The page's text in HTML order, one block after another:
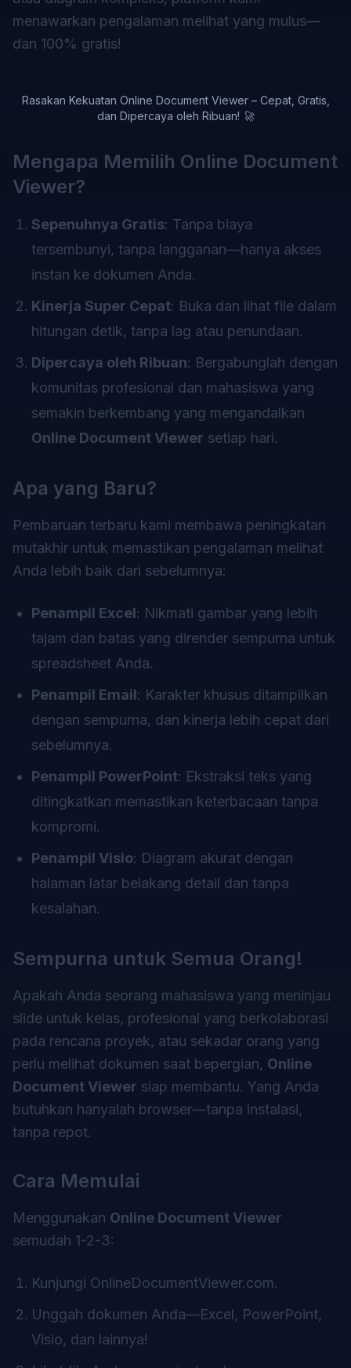
menawarkan pengalaman melihat yang mulus—
dan 100% gratis!
Rasakan Kekuatan Online Document Viewer – Cepat, Gratis,
dan Dipercaya oleh Ribuan! 🚀
Mengapa Memilih Online Document
Viewer?
Sepenuhnya Gratis: Tanpa biaya
tersembunyi, tanpa langganan—hanya akses
instan ke dokumen Anda.
Kinerja Super Cepat: Buka dan lihat file dalam
hitungan detik, tanpa lag atau penundaan.
Dipercaya oleh Ribuan: Bergabunglah dengan
komunitas profesional dan mahasiswa yang
semakin berkembang yang mengandalkan
Online Document Viewer setiap hari.
Apa yang Baru?
Pembaruan terbaru kami membawa peningkatan
mutakhir untuk memastikan pengalaman melihat
Anda lebih baik dari sebelumnya:
Penampil Excel: Nikmati gambar yang lebih
tajam dan batas yang dirender sempurna untuk
spreadsheet Anda.
Penampil Email: Karakter khusus ditampilkan
dengan sempurna, dan kinerja lebih cepat dari
sebelumnya.
Penampil PowerPoint: Ekstraksi teks yang
ditingkatkan memastikan keterbacaan tanpa
kompromi.
Penampil Visio: Diagram akurat dengan
halaman latar belakang detail dan tanpa
kesalahan.
Sempurna untuk Semua Orang!
Apakah Anda seorang mahasiswa yang meninjau
slide untuk kelas, profesional yang berkolaborasi
pada rencana proyek, atau sekadar orang yang
perlu melihat dokumen saat bepergian, Online
Document Viewer siap membantu. Yang Anda
butuhkan hanyalah browser—tanpa instalasi,
tanpa repot.
Cara Memulai
Menggunakan Online Document Viewer
semudah 1-2-3:
Kunjungi OnlineDocumentViewer.com.
Unggah dokumen Anda—Excel, PowerPoint,
Visio, dan lainnya!